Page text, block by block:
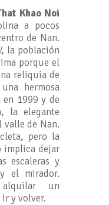
Khao Noi
a pocos
de Nan.
la población
porque el
reliquia de
hermosa
1999 y de
la elegante
valle de Nan.
pero la
implica dejar
escaleras y
el mirador.
un
y volver.